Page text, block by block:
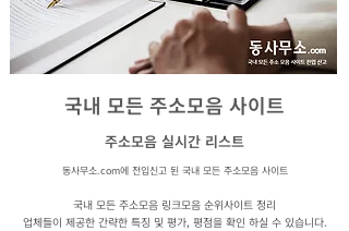
국내 모든 주소모음 사이트
주소모음 실시간 리스트
동사무소.com에 전입신고 된 국내 모든 주소모음 사이트
국내 모든 주소모음 링크모음 순위사이트 정리
업체들이 제공한 간략한 특징 및 평가, 평점을 확인 하실 수 있습니다.